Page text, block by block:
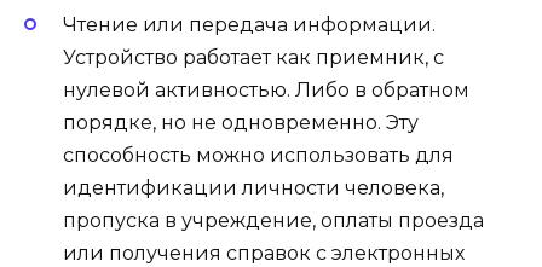
Чтение или передача информации.
Устройство работает как приемник, с
нулевой активностью. Либо в обратном
порядке, но не одновременно. Эту
способность можно использовать для
идентификации личности человека,
пропуска в учреждение, оплаты проезда
или получения справок с электронных